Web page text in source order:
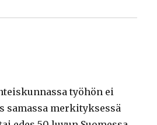
työhön ei
samassa merkityksessä